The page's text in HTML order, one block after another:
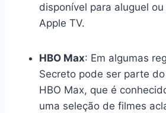
disponível para aluguel
Apple TV.
HBO Max: Em algumas
Secreto pode ser parte
HBO Max, que é
uma seleção de filmes